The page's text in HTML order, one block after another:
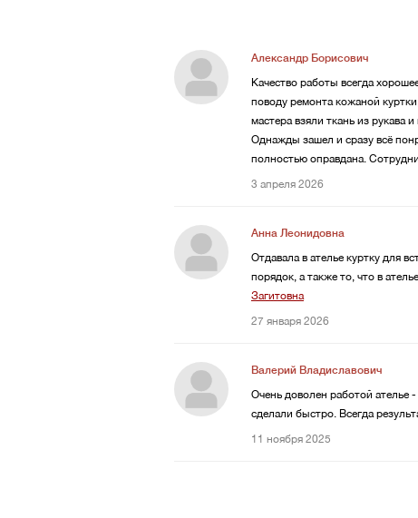
Александр Борисович
Качество работы всегда
поводу ремонта кожаной
мастера взяли ткань из рукава
Однажды зашел и сразу всё
полностью оправдана.
3 апреля 2026
Анна Леонидовна
Отдавала в ателье куртку для
порядок, а также то, что в
Загитовна
27 января 2026
Валерий Владиславович
Очень доволен работой ателье
сделали быстро. Всегда
11 ноября 2025